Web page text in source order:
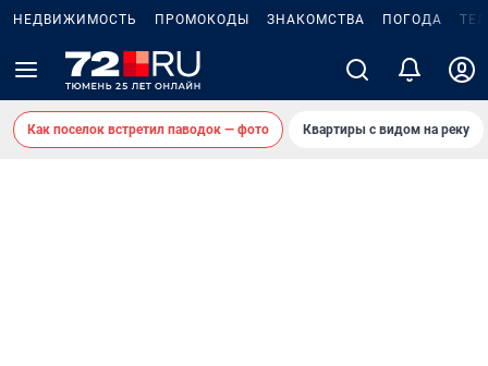
НЕДВИЖИМОСТЬ ПРОМОКОДЫ ЗНАКОМСТВА ПОГОДА
Как поселок встретил паводок — фото Квартиры с видом на реку